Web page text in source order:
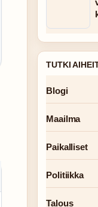
TUTKI
Blogi
Maailma
Paikalliset
Politiikka
Talous